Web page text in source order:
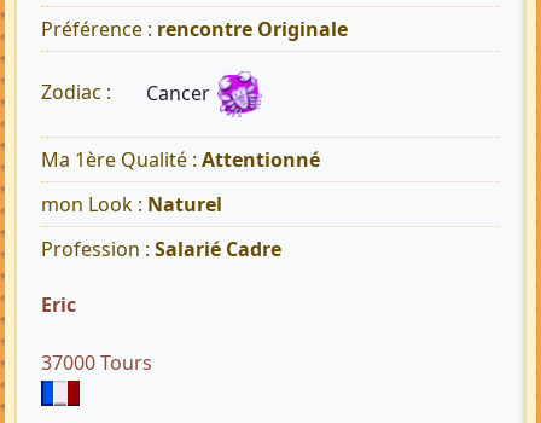
Préférence : rencontre Originale
Zodiac : Cancer
Ma 1ère Qualité : Attentionné
mon Look : Naturel
Profession : Salarié Cadre
Eric
37000 Tours